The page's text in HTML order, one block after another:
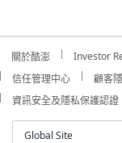
關於酷澎 Investor
信任管理中心
顧客
資訊安全及隱私保護認證
Global Site